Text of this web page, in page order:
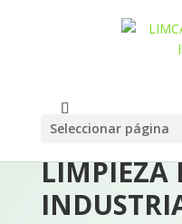
Seleccionar página
LIMPIEZA